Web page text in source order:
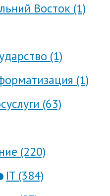
Восток (1)
(1)
(1)
(63)
(220)
IT (384)